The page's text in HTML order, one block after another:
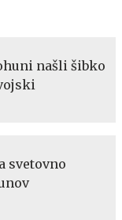
našli šibko
svetovno